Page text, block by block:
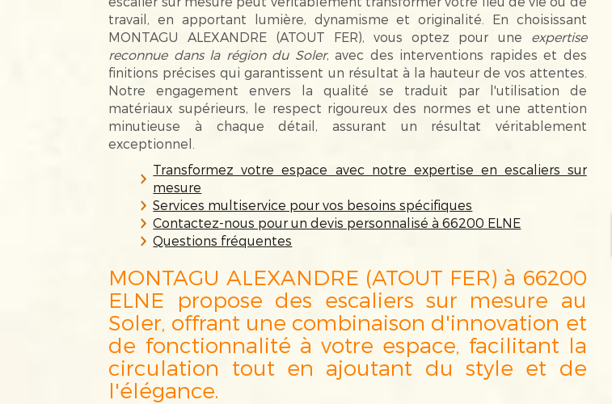
travail, en apportant lumière, dynamisme et originalité. En choisissant
MONTAGU ALEXANDRE (ATOUT FER), vous optez pour une expertise
reconnue dans la région du Soler, avec des interventions rapides et des
finitions précises qui garantissent un résultat à la hauteur de vos attentes.
Notre engagement envers la qualité se traduit par l'utilisation de
matériaux supérieurs, le respect rigoureux des normes et une attention
minutieuse à chaque détail, assurant un résultat véritablement
exceptionnel.
Transformez votre espace avec notre expertise en escaliers sur
mesure
Services multiservice pour vos besoins spécifiques
Contactez-nous pour un devis personnalisé à 66200 ELNE
Questions fréquentes
MONTAGU ALEXANDRE (ATOUT FER) à 66200
ELNE propose des escaliers sur mesure au
Soler, offrant une combinaison d'innovation et
de fonctionnalité à votre espace, facilitant la
circulation tout en ajoutant du style et de
l'élégance.